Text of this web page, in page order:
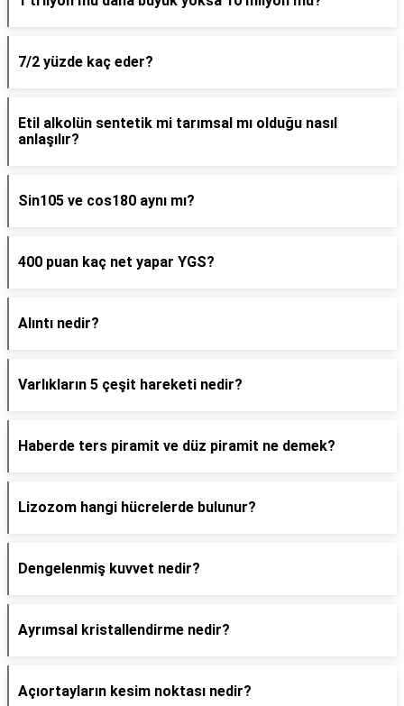
7/2 yüzde kaç eder?
Etil alkolün sentetik mi tarımsal mı olduğu nasıl
anlaşılır?
Sin105 ve cos180 aynı mı?
400 puan kaç net yapar YGS?
Alıntı nedir?
Varlıkların 5 çeşit hareketi nedir?
Haberde ters piramit ve düz piramit ne demek?
Lizozom hangi hücrelerde bulunur?
Dengelenmiş kuvvet nedir?
Ayrımsal kristallendirme nedir?
Açıortayların kesim noktası nedir?